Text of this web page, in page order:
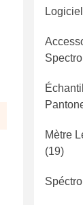
Mètre
(19)